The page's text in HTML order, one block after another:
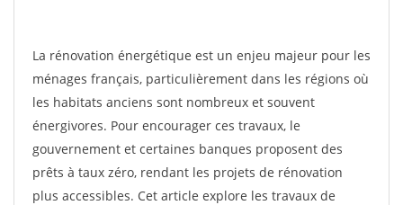
La rénovation énergétique est un enjeu majeur pour les
ménages français, particulièrement dans les régions où
les habitats anciens sont nombreux et souvent
énergivores. Pour encourager ces travaux, le
gouvernement et certaines banques proposent des
prêts à taux zéro, rendant les projets de rénovation
plus accessibles. Cet article explore les travaux de